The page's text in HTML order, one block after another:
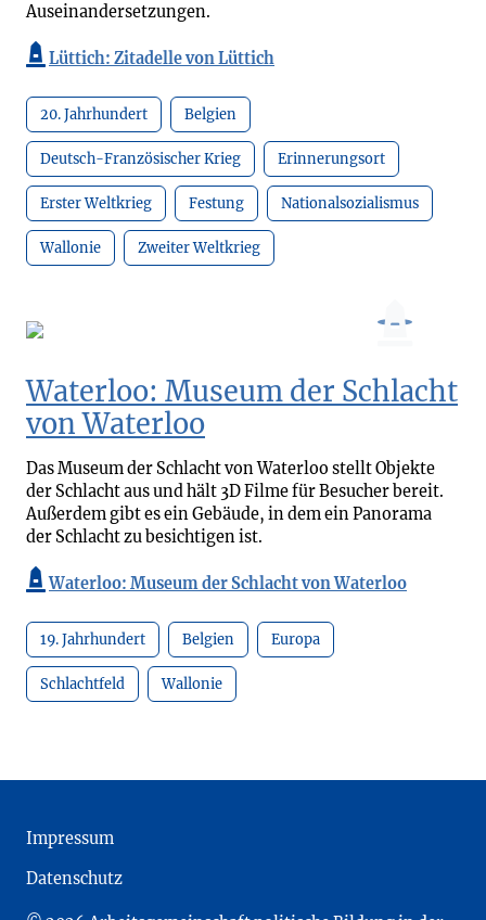
Auseinandersetzungen.
Lüttich: Zitadelle von Lüttich
20. Jahrhundert Belgien
Deutsch-Französischer Krieg Erinnerungsort
Erster Weltkrieg Festung Nationalsozialismus
Wallonie Zweiter Weltkrieg
Waterloo: Museum der Schlacht
von Waterloo
Das Museum der Schlacht von Waterloo stellt Objekte
der Schlacht aus und hält 3D Filme für Besucher bereit.
Außerdem gibt es ein Gebäude, in dem ein Panorama
der Schlacht zu besichtigen ist.
Waterloo: Museum der Schlacht von Waterloo
19. Jahrhundert Belgien Europa
Schlachtfeld Wallonie
Impressum
Datenschutz